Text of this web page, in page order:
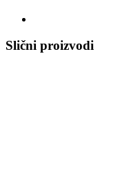
Slični proizvodi